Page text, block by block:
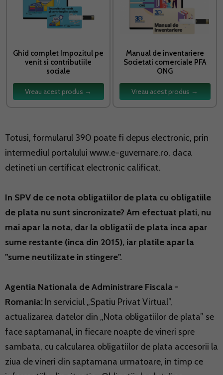
Ghid complet Impozitul pe
venit si contributiile
sociale
Vreau acest produs →
Manual de inventariere
Societati comerciale PFA
ONG
Vreau acest produs →
Totusi, formularul 390 poate fi depus electronic, prin
intermediul portalului www.e-guvernare.ro, daca
detineti un certificat electronic calificat.
In SPV de ce nota obligatiilor de plata cu obligatiile
de plata nu sunt sincronizate? Am efectuat plati, nu
mai apar la nota, dar la obligatii de plata inca apar
sume restante (inca din 2015), iar platile apar la
"sume neutilizate in stingere".
Agentia Nationala de Administrare Fiscala -
Romania: In serviciul „Spatiu Privat Virtual”,
actualizarea datelor din „Nota obligatiilor de plata” se
face saptamanal, in fiecare noapte de vineri spre
sambata, cu calcularea obligatiilor de plata accesorii la
ziua de vineri din saptamana urmatoare, in timp ce